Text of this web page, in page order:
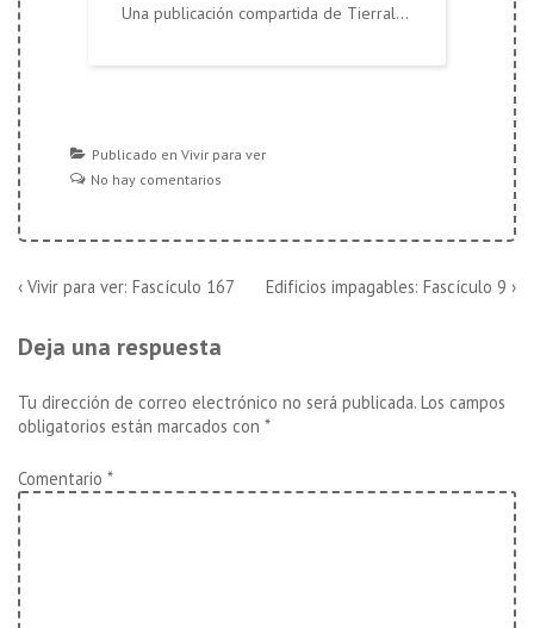
Una publicación compartida de Tierralandia
Publicado en Vivir para ver
No hay comentarios
Navegación
de
entradas
La
es
‹ Vivir para ver: Fascículo 167
La
Edificios impagables: Fascículo 9 ›
Deja una respuesta
Tu dirección de correo electrónico no será publicada. Los campos
obligatorios están marcados con *
Comentario *